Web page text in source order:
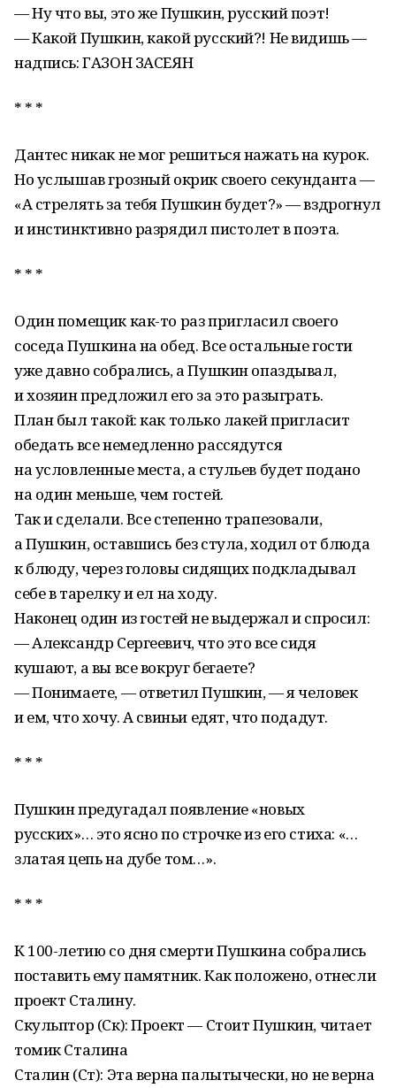
— Ну что вы, это же Пушкин, русский поэт!
— Какой Пушкин, какой русский?! Не видишь —
надпись: ГАЗОН ЗАСЕЯН
* * *
Дантес никак не мог решиться нажать на курок.
Но услышав грозный окрик своего секунданта —
«А стрелять за тебя Пушкин будет?» — вздрогнул
и инстинктивно разрядил пистолет в поэта.
* * *
Один помещик как-то раз пригласил своего
соседа Пушкина на обед. Все остальные гости
уже давно собрались, а Пушкин опаздывал,
и хозяин предложил его за это разыграть.
План был такой: как только лакей пригласит
обедать все немедленно рассядутся
на условленные места, а стульев будет подано
на один меньше, чем гостей.
Так и сделали. Все степенно трапезовали,
а Пушкин, оставшись без стула, ходил от блюда
к блюду, через головы сидящих подкладывал
себе в тарелку и ел на ходу.
Наконец один из гостей не выдержал и спросил:
— Александр Сергеевич, что это все сидя
кушают, а вы все вокруг бегаете?
— Понимаете, — ответил Пушкин, — я человек
и ем, что хочу. А свиньи едят, что подадут.
* * *
Пушкин предугадал появление «новых
русских»… это ясно по строчке из его стиха: «…
златая цепь на дубе том…».
* * *
К 100-летию со дня смерти Пушкина собрались
поставить ему памятник. Как положено, отнесли
проект Сталину.
Скульптор (Ск): Проект — Стоит Пушкин, читает
томик Сталина
Сталин (Ст): Эта верна палытычески, но не верна